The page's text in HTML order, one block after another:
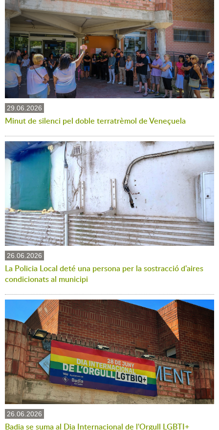
29.06.2026
Minut de silenci pel doble terratrèmol de Veneçuela
26.06.2026
La Policia Local deté una persona per la sostracció d'aires
condicionats al municipi
26.06.2026
Badia se suma al Dia Internacional de l'Orgull LGBTI+